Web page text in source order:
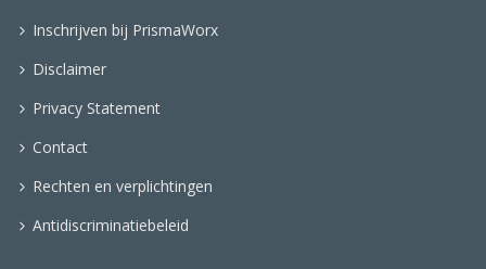
Inschrijven bij PrismaWorx
Disclaimer
Privacy Statement
Contact
Rechten en verplichtingen
Antidiscriminatiebeleid